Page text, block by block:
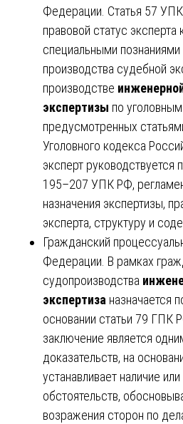
Федерации. Статья 57
правовой статус
специальными познаниями
производства судебной
производстве
экспертизы по
предусмотренных
Уголовного кодекса
эксперт руководствуется
195–207 УПК РФ,
назначения экспертизы,
эксперта, структуру и
Гражданский
Федерации. В рамках
судопроизводства
экспертиза назначается
основании статьи 79 ГПК
заключение является
доказательств, на
устанавливает наличие или
обстоятельств,
возражения сторон по